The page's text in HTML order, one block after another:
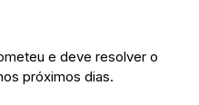
e deve resolver o
próximos dias.